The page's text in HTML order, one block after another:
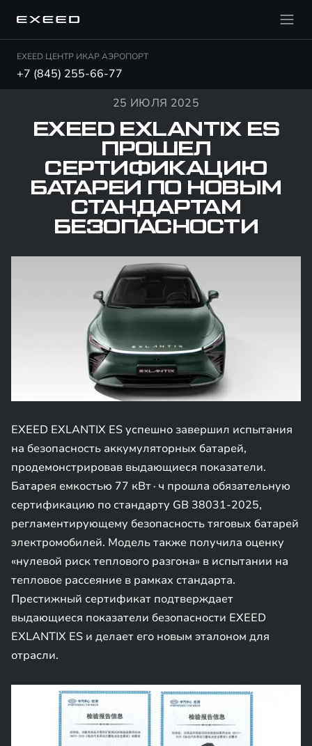
EXEED ЦЕНТР ИКАР АЭРОПОРТ
+7 (845) 255-66-77
25 ИЮЛЯ 2025
EXEED EXLANTIX ES
ПРОШЕЛ
СЕРТИФИКАЦИЮ
БАТАРЕИ ПО НОВЫМ
СТАНДАРТАМ
БЕЗОПАСНОСТИ
EXEED EXLANTIX ES успешно завершил испытания
на безопасность аккумуляторных батарей,
продемонстрировав выдающиеся показатели.
Батарея емкостью 77 кВт∙ч прошла обязательную
сертификацию по стандарту GB 38031-2025,
регламентирующему безопасность тяговых батарей
электромобилей. Модель также получила оценку
«нулевой риск теплового разгона» в испытании на
тепловое рассеяние в рамках стандарта.
Престижный сертификат подтверждает
выдающиеся показатели безопасности EXEED
EXLANTIX ES и делает его новым эталоном для
отрасли.